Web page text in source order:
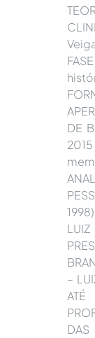
DE
–